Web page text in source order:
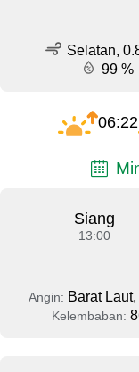
Selatan,
99 %
06:22
Siang
13:00
Angin: Barat
Kelembaban: